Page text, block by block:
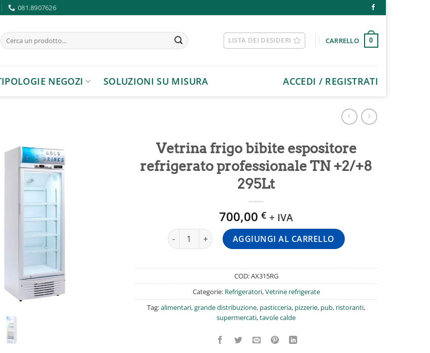
081.8907626
Cerca: LISTA DEI DESIDERI CARRELLO 0
NEGOZI SOLUZIONI SU MISURA ACCEDI / REGISTRATI
Vetrina frigo bibite espositore
refrigerato professionale TN +2/+8
295Lt
700,00€ + IVA
Vetrina frigo bibite espositore refrigerato professionale TN +2/+8 295Lt
AGGIUNGI AL CARRELLO
COD:AX315RG
Categorie: Refrigeratori,Vetrine refrigerate
Tag:alimentari,grande distribuzione, pasticceria, pizzerie, pub, ristoranti,
supermercati,tavole calde